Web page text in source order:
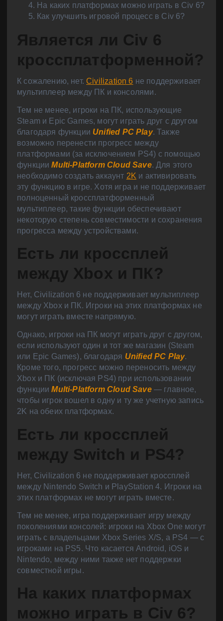
На каких платформах можно играть в Civ 6?
Как улучшить игровой процесс в Civ 6?
Является ли Civ 6
кроссплатформенной?
К сожалению, нет.Civilization 6 не поддерживает
мультиплеер между ПК и консолями.
Тем не менее, игроки на ПК, использующие
Steam и Epic Games, могут играть друг с другом
благодаря функции Unified PC Play. Также
возможно перенести прогресс между
платформами (за исключением PS4) с помощью
функцииMulti-Platform Cloud Save. Для этого
необходимо создать аккаунт 2K и активировать
эту функцию в игре. Хотя игра и не поддерживает
полноценный кроссплатформенный
мультиплеер, такие функции обеспечивают
некоторую степень совместимости и сохранения
прогресса между устройствами.
Есть ли кроссплей
между Xbox и ПК?
Нет, Civilization 6 не поддерживает мультиплеер
между Xbox и ПК. Игроки на этих платформах не
могут играть вместе напрямую.
Однако, игроки на ПК могут играть друг с другом,
если используют один и тот же магазин (Steam
или Epic Games), благодаря Unified PC Play.
Кроме того, прогресс можно переносить между
Xbox и ПК (исключая PS4) при использовании
функцииMulti-Platform Cloud Save— главное,
чтобы игрок вошел в одну и ту же учетную запись
2K на обеих платформах.
Есть ли кроссплей
между Switch и PS4?
Нет, Civilization 6 не поддерживает кроссплей
между Nintendo Switch и PlayStation 4. Игроки на
этих платформах не могут играть вместе.
Тем не менее, игра поддерживает игру между
поколениями консолей: игроки на Xbox One могут
играть с владельцами Xbox Series X/S, а PS4 — с
игроками на PS5. Что касается Android, iOS и
Nintendo, между ними также нет поддержки
совместной игры.
На каких платформах
можно играть в Civ 6?